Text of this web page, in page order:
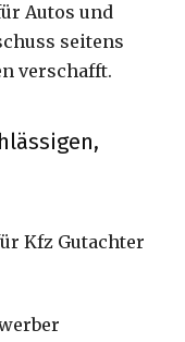
Autos und
seitens
verschafft.